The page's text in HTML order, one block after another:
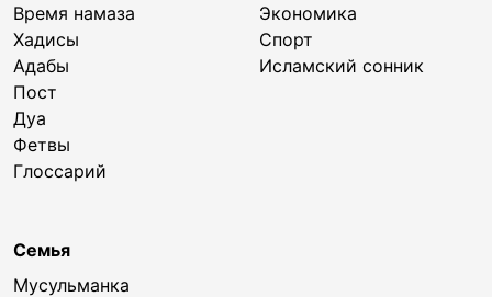
Время намаза
Хадисы
Адабы
Пост
Дуа
Фетвы
Глоссарий
Экономика
Спорт
Исламский сонник
Семья
Мусульманка